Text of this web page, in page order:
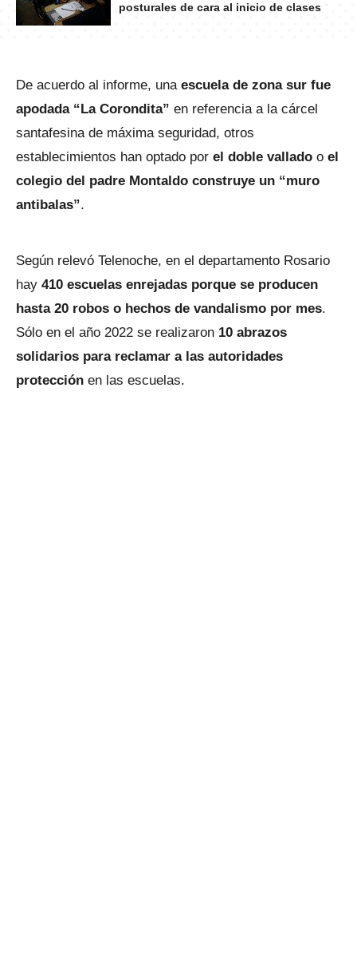
posturales de cara al inicio de clases
De acuerdo al informe, una escuela de zona sur fue
apodada “La Corondita” en referencia a la cárcel
santafesina de máxima seguridad, otros
establecimientos han optado por el doble vallado o el
colegio del padre Montaldo construye un “muro
antibalas”.
Según relevó Telenoche, en el departamento Rosario
hay 410 escuelas enrejadas porque se producen
hasta 20 robos o hechos de vandalismo por mes.
Sólo en el año 2022 se realizaron 10 abrazos
solidarios para reclamar a las autoridades
protección en las escuelas.